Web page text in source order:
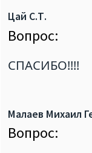
Цай С.Т.
Вопрос:
СПАСИБО!!!!
Малаев Михаил
Вопрос: